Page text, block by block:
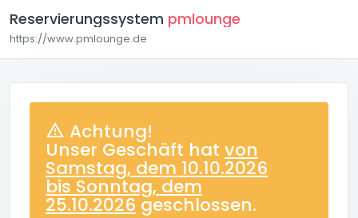
Reservierungssystem pmlounge
https://www.pmlounge.de
Achtung!
Unser Geschäft hat von
Samstag, dem 10.10.2026
bis Sonntag, dem
25.10.2026 geschlossen.